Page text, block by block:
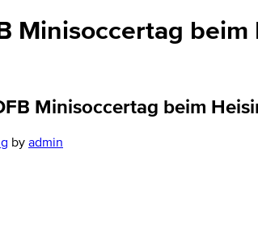
Minisoccertag beim
Minisoccertag beim
byadmin